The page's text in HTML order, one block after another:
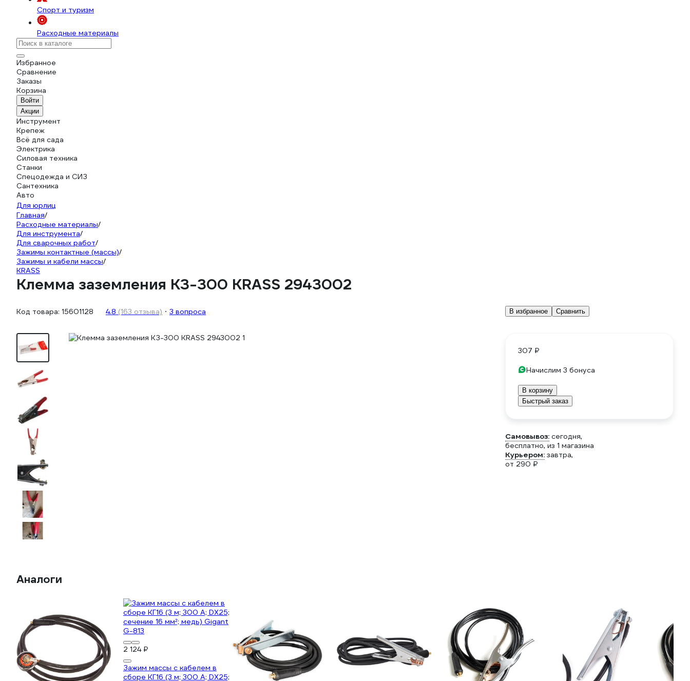
Спорт и туризм
Расходные материалы
Избранное
Сравнение
Заказы
Корзина
Войти
Акции
Инструмент
Крепеж
Всё для сада
Электрика
Силовая техника
Станки
Спецодежда и СИЗ
Сантехника
Авто
Для юрлиц
Главная/
Расходные материалы/
Для инструмента/
Для сварочных работ/
Зажимы контактные (массы)/
Зажимы и кабели массы/
KRASS
Клемма заземления КЗ-300 KRASS 2943002
Код товара: 15601128 4.8 (163 отзыва) 3 вопроса В избранное Сравнить
307 ₽
Начислим 3 бонуса
В корзину
Быстрый заказ
Самовывоз: сегодня,
бесплатно, из 1 магазина
Курьером: завтра,
от 290 ₽
Аналоги
2 124 ₽
Зажим массы с кабелем в
сборе КГ16 (3 м; 300 А; DX25;